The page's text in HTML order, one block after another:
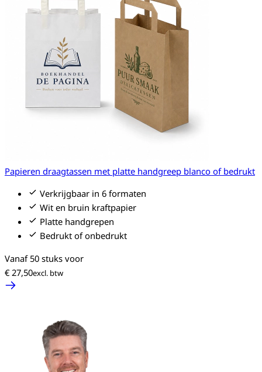
Papieren draagtassen met platte handgreep blanco of bedrukt
Verkrijgbaar in 6 formaten
Wit en bruin kraftpapier
Platte handgrepen
Bedrukt of onbedrukt
Vanaf 50 stuks voor
€ 27,50